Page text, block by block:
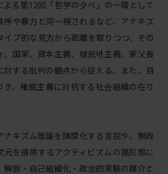
る第12回「哲学の夕べ」の一環として
序や暴力と同一視されるなど、アナキズ
イプ的な見方から距離を取りつつ、その
、国家、資本主義、植民地主義、家父長
対する批判の観点から捉える。また、自
き、権威主義に対抗する社会組織の在り
キズム理論を陳腐化する言説や、無政
元を排除するアクティビズムの諸形態に
解放・自己組織化・政治的実験の媒介と